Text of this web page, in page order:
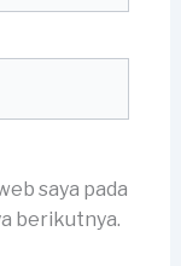
saya pada
berikutnya.